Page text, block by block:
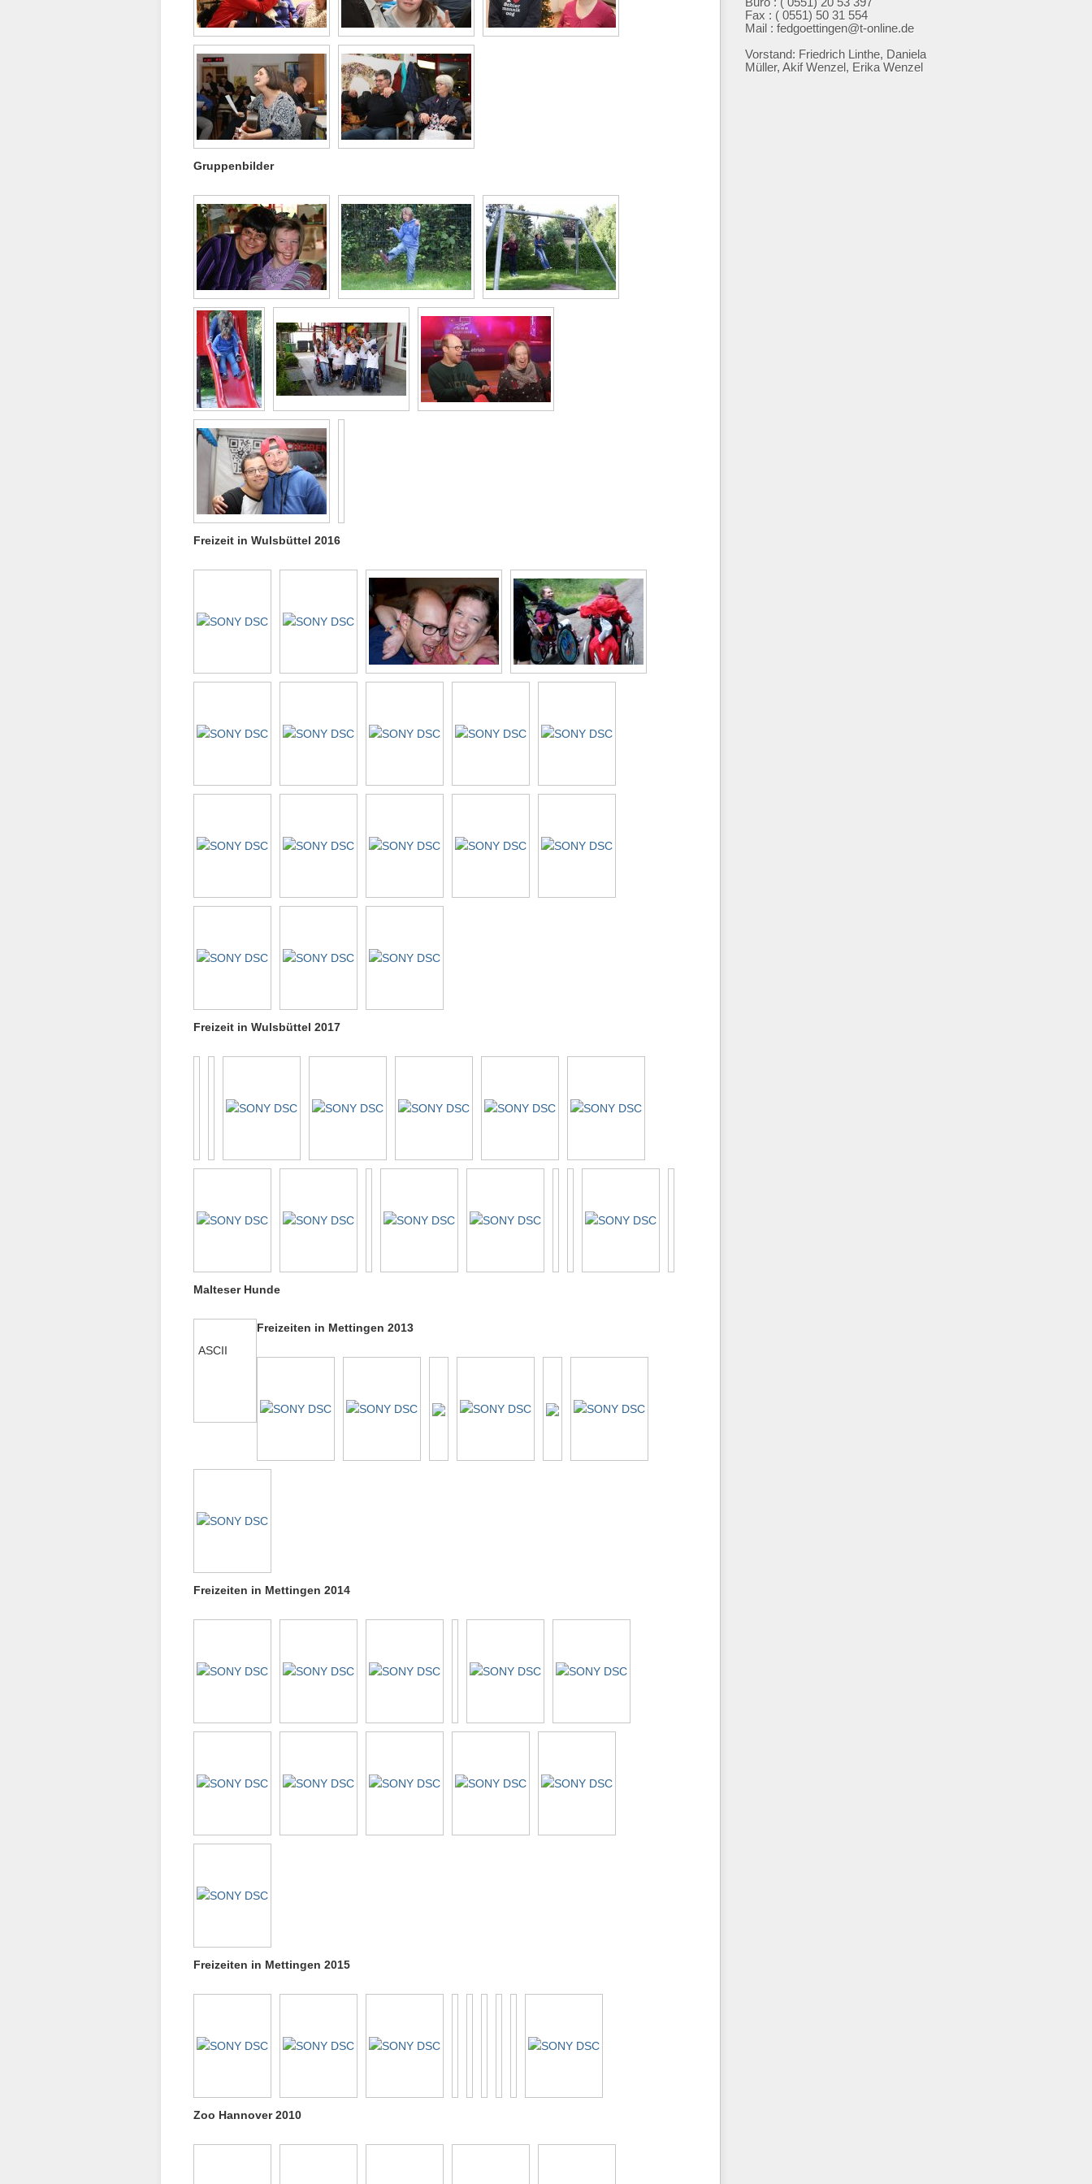
Gruppenbilder
Freizeit in Wulsbüttel 2016
Freizeit in Wulsbüttel 2017
Malteser Hunde
ASCII
Freizeiten in Mettingen 2013
Freizeiten in Mettingen 2014
Freizeiten in Mettingen 2015
Zoo Hannover 2010
Fax : ( 0551) 50 31 554
Mail : fedgoettingen@t-online.de
Vorstand: Friedrich Linthe, Daniela
Müller, Akif Wenzel, Erika Wenzel